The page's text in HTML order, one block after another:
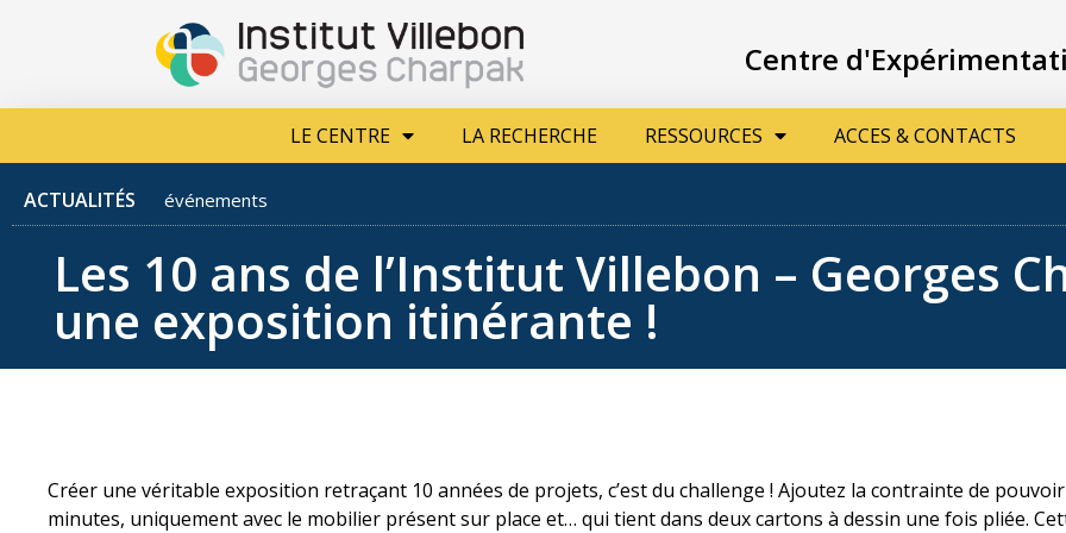
LE CENTRE LA RECHERCHE
Centre
LE CENTRE LA RECHERCHE RESSOURCES ACCES & CONTACTS
ACTUALITÉS événements
Les 10 ans de l’Institut Villebon – Georges
une exposition itinérante !
Créer une véritable exposition retraçant 10 années de projets, c’est du challenge ! Ajoutez la contrainte de
minutes, uniquement avec le mobilier présent sur place et… qui tient dans deux cartons à dessin une fois pliée.